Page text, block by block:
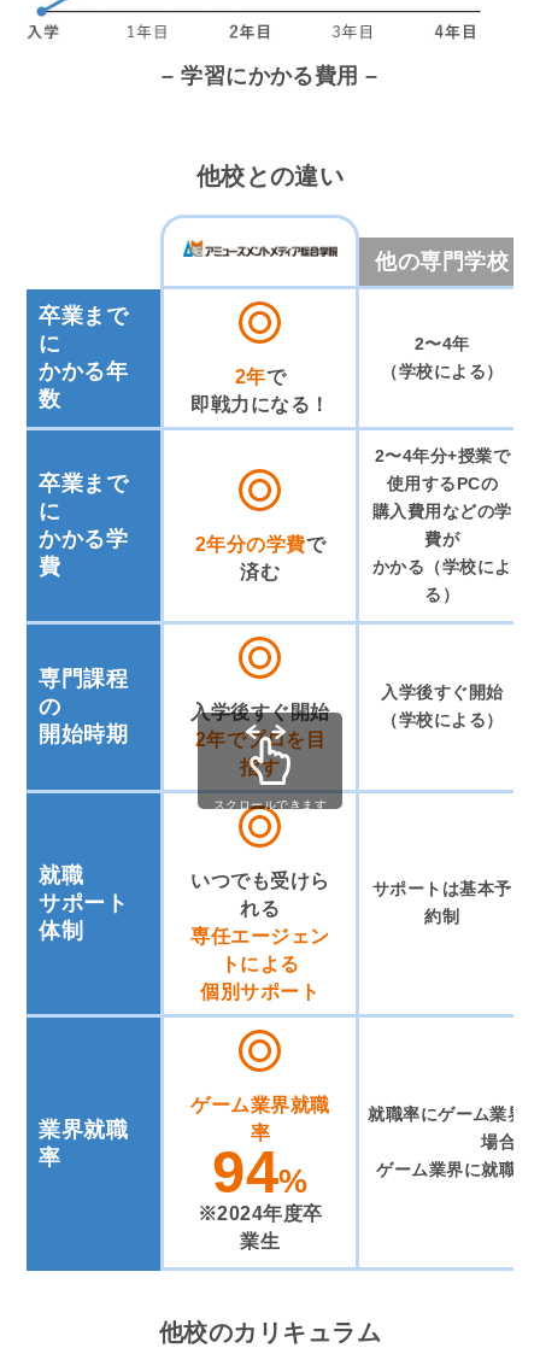
– 学習にかかる費用 –
他校との違い
他の専門学校
卒業まで
に
かかる年
数
2年で
即戦力になる！
2〜4年
（学校による）
卒業まで
に
かかる学
費
2年分の学費で
済む
2〜4年分+授業で
使用するPCの
購入費用などの学
費が
かかる（学校によ
る）
専門課程
の
開始時期
入学後すぐ開始
2年でプロを目
指す
入学後すぐ開始
（学校による）
就職
サポート
体制
いつでも受けら
れる
専任エージェン
トによる
個別サポート
サポートは基本予
約制
業界就職
率
ゲーム業界就職
率
94%
※2024年度卒
業生
就職率にゲーム業界
場合が
ゲーム業界に就職で
スクロールできます
他校のカリキュラム